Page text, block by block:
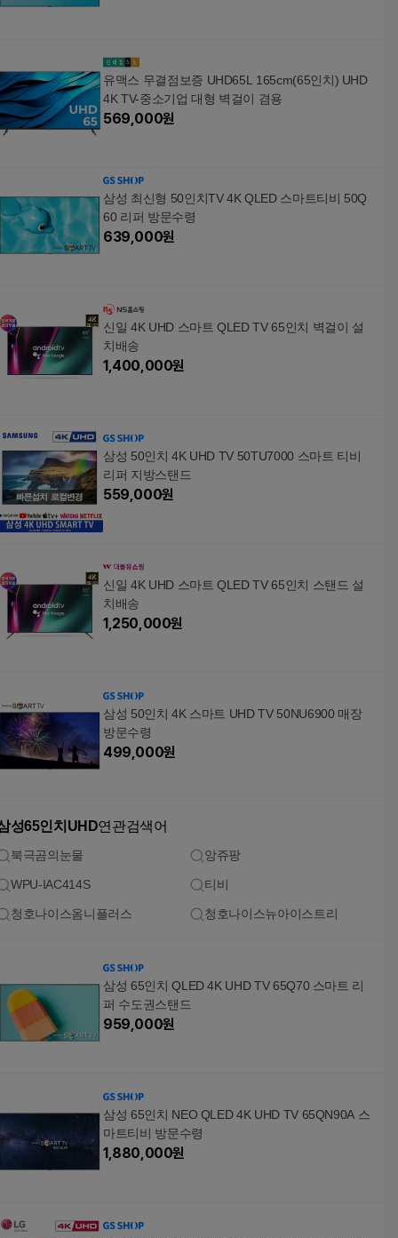
유맥스 무결점보증 UHD65L 165cm(65인치) UHD
4K TV-중소기업 대형 벽걸이 겸용
569,000원
삼성 최신형 50인치TV 4K QLED 스마트티비 50Q
60 리퍼 방문수령
639,000원
신일 4K UHD 스마트 QLED TV 65인치 벽걸이 설
치배송
1,400,000원
삼성 50인치 4K UHD TV 50TU7000 스마트 티비
리퍼 지방스탠드
559,000원
신일 4K UHD 스마트 QLED TV 65인치 스탠드 설
치배송
1,250,000원
삼성 50인치 4K 스마트 UHD TV 50NU6900 매장
방문수령
499,000원
성65인치UHD연관검색어
북극곰의눈물 앙쥬팡
WPU-IAC414S 티비
청호나이스옴니플러스 청호나이스뉴아이스트리
삼성 65인치 QLED 4K UHD TV 65Q70 스마트 리
퍼 수도권스탠드
959,000원
삼성 65인치 NEO QLED 4K UHD TV 65QN90A 스
마트티비 방문수령
1,880,000원